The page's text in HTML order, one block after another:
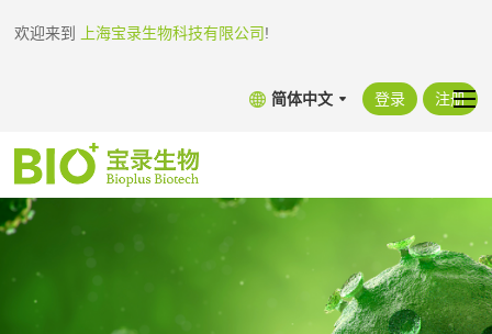
欢迎来到 上海宝录生物科技有限公司!
简体中文 登录 注册